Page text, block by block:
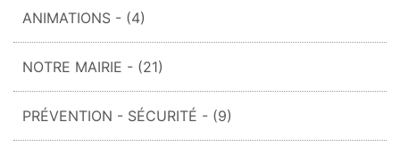
ANIMATIONS - (4)
NOTRE MAIRIE - (21)
PRÉVENTION - SÉCURITÉ - (9)